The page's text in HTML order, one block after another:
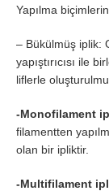
Yapılma
– Bükülmüş iplik:
yapıştırıcısı ile
liflerle
-Monofilament
filamentten
olan bir ipliktir.
-Multifilament